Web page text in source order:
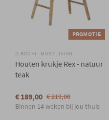
PROMOTIE
D-BODHI - MUST LIVING
Houten krukje Rex - natuur
teak
€ 189,00 € 219,00
Binnen 14 weken bij jou thuis